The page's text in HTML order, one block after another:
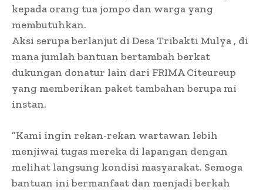
kepada orang tua jompo dan warga yang
membutuhkan.
​Aksi serupa berlanjut di Desa Tribakti Mulya , di
mana jumlah bantuan bertambah berkat
dukungan donatur lain dari FRIMA Citeureup
yang memberikan paket tambahan berupa mi
instan.
​”Kami ingin rekan-rekan wartawan lebih
menjiwai tugas mereka di lapangan dengan
melihat langsung kondisi masyarakat. Semoga
bantuan ini bermanfaat dan menjadi berkah